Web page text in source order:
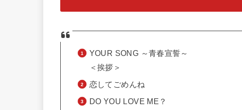
YOUR SONG ～青春宣誓～
＜挨拶＞
恋してごめんね
DO YOU LOVE ME？